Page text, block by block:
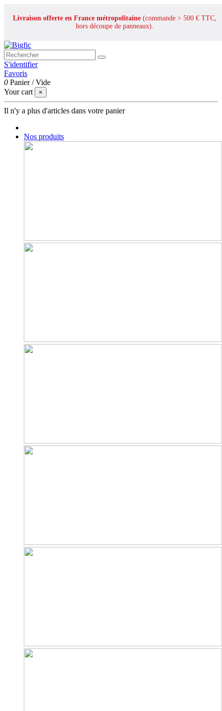
Livraison offerte en France métropolitaine (commande > 500 € TTC,
hors découpe de panneaux).
S'identifier
Favoris
0 Panier /Vide
Your cart
×
Il n'y a plus d'articles dans votre panier
Nos produits